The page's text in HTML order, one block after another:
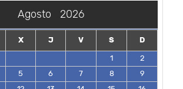
Agosto 2026
X J V S
D
1
2
5 6 7 8
9